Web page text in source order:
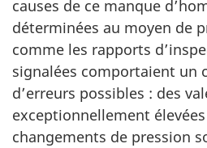
causes de ce manque
déterminées au moyen de
comme les rapports
signalées comportaient un
d’erreurs possibles : des
exceptionnellement
changements de pression